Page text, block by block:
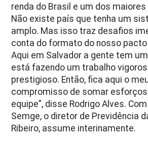
renda do Brasil e um dos maiores
Não existe país que tenha um
amplo. Mas isso traz desafios
conta do formato do nosso
Aqui em Salvador a gente tem
está fazendo um trabalho
prestigioso. Então, fica aqui o
compromisso de somar
equipe”, disse Rodrigo Alves.
Semge, o diretor de Previdência
Ribeiro, assume interinamente.